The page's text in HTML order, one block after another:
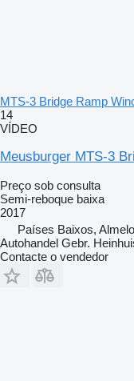
MTS-3 Bridge Ramp
14
VÍDEO
Meusburger MTS-3
Preço sob consulta
Semi-reboque baixa
2017
Países Baixos, Almelo
Autohandel Gebr.
Contacte o vendedor